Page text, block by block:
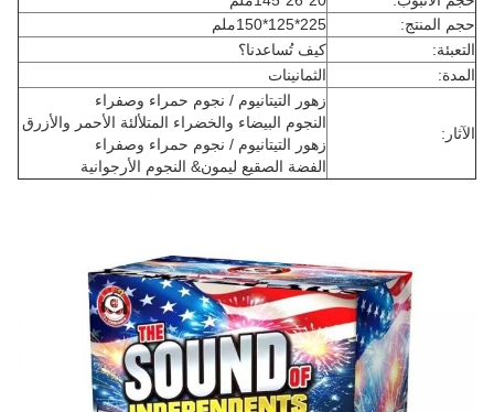
حجم المنتج:
225*125*150ملم
التعبئة:
كيف تُساعدنا؟
المدة:
الثمانينات
الآثار:
زهور التيتانيوم / نجوم حمراء وصفراء
النجوم البيضاء والخضراء المتلألئة الأحمر والأزرق
زهور التيتانيوم / نجوم حمراء وصفراء
الفضة الصقيع ليمون& النجوم الأرجوانية